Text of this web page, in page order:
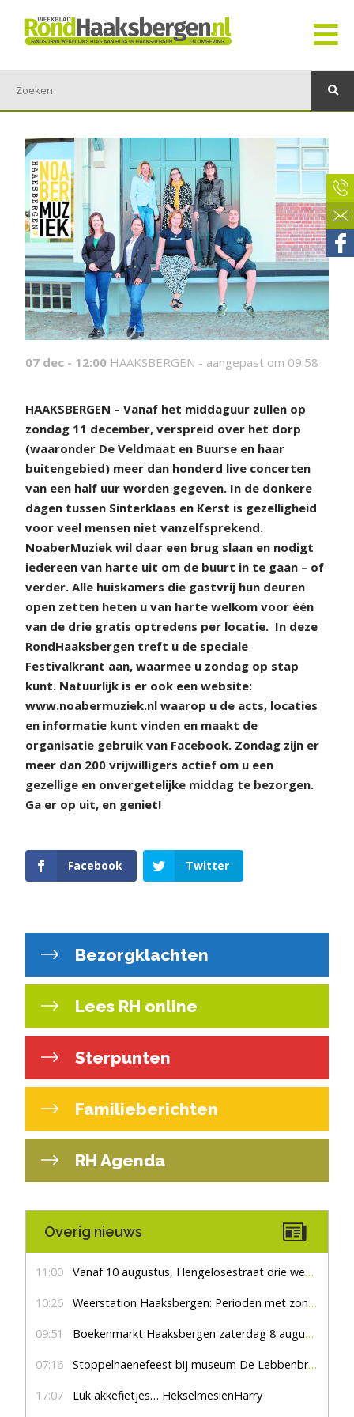
07 dec - 12:00 HAAKSBERGEN - aangepast om 09:58
HAAKSBERGEN – Vanaf het middaguur zullen op
zondag 11 december, verspreid over het dorp
(waaronder De Veldmaat en Buurse en haar
buitengebied) meer dan honderd live concerten
van een half uur worden gegeven. In de donkere
dagen tussen Sinterklaas en Kerst is gezelligheid
voor veel mensen niet vanzelfsprekend.
NoaberMuziek wil daar een brug slaan en nodigt
iedereen van harte uit om de buurt in te gaan – of
verder. Alle huiskamers die gastvrij hun deuren
open zetten heten u van harte welkom voor één
van de drie gratis optredens per locatie. In deze
RondHaaksbergen treft u de speciale
Festivalkrant aan, waarmee u zondag op stap
kunt. Natuurlijk is er ook een website:
www.noabermuziek.nl waarop u de acts, locaties
en informatie kunt vinden en maakt de
organisatie gebruik van Facebook. Zondag zijn er
meer dan 200 vrijwilligers actief om u een
gezellige en onvergetelijke middag te bezorgen.
Ga er op uit, en geniet!
Facebook Twitter
Bezorgklachten
Lees RH online
Sterpunten
Familieberichten
RH Agenda
Overig nieuws
11:00 Vanaf 10 augustus, Hengelosestraat drie weken dicht voor doorgaand verkeer
10:26 Weerstation Haaksbergen: Perioden met zon en droog
09:51 Boekenmarkt Haaksbergen zaterdag 8 augustus, marktplein Haaksbergen
07:16 Stoppelhaenefeest bij museum De Lebbenbrugge
17:07 Luk akkefietjes… HekselmesienHarry